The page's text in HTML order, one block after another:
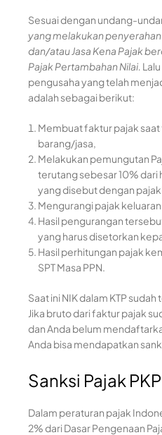
Sesuai dengan undang-
yang melakukan
dan/atau Jasa Kena Pajak
Pajak Pertambahan Nilai.
pengusaha yang telah
adalah sebagai berikut:
Membuat faktur pajak
barang/jasa,
Melakukan pemungutan
terutang sebesar 10% dari
yang disebut dengan
Mengurangi pajak
Hasil pengurangan
yang harus disetorkan
Hasil perhitungan pajak
SPT Masa PPN.
Saat ini NIK dalam KTP
Jika bruto dari faktur pajak
dan Anda belum
Anda bisa mendapatkan
Sanksi Pajak PKP
Dalam peraturan pajak
2% dari Dasar Pengenaan